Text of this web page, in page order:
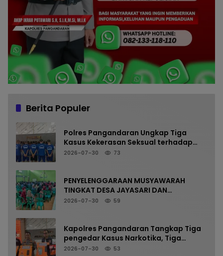
Berita Populer
Polres Pangandaran Ungkap Tiga
Kasus Kekerasan Seksual terhadap
Anak, Tiga Tersangka Diamankan
2026-07-30 73
PENYELENGGARAAN MUSYAWARAH
TINGKAT DESA JAYASARI DAN
PENYAMPAIAN PROGRAM KKN
2026-07-30 59
Kapolres Pangandaran Tangkap Tiga
pengedar Kasus Narkotika, Tiga
Tersangka Diamankan dengan Barang
2026-07-30 53